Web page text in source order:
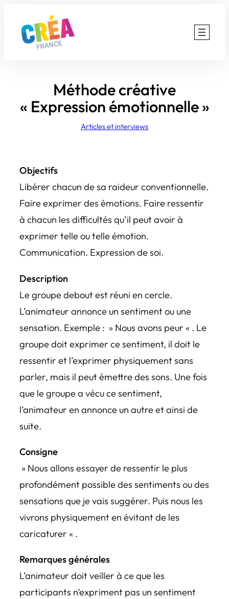
contenu
Méthode créative
« Expression émotionnelle »
Articles et interviews
Objectifs
Libérer chacun de sa raideur conventionnelle.
Faire exprimer des émotions. Faire ressentir
à chacun les difficultés qu’il peut avoir à
exprimer telle ou telle émotion.
Communication. Expression de soi.
Description
Le groupe debout est réuni en cercle.
L’animateur annonce un sentiment ou une
sensation. Exemple : » Nous avons peur « . Le
groupe doit exprimer ce sentiment, il doit le
ressentir et l’exprimer physiquement sans
parler, mais il peut émettre des sons. Une fois
que le groupe a vécu ce sentiment,
l’animateur en annonce un autre et ainsi de
suite.
Consigne
» Nous allons essayer de ressentir le plus
profondément possible des sentiments ou des
sensations que je vais suggérer. Puis nous les
vivrons physiquement en évitant de les
caricaturer « .
Remarques générales
L’animateur doit veiller à ce que les
participants n’expriment pas un sentiment